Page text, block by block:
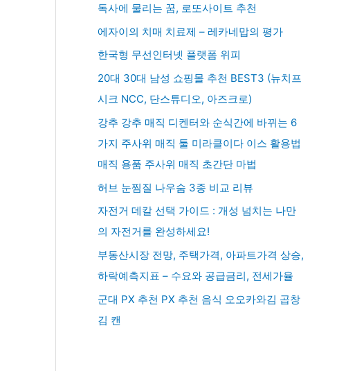
독사에 물리는 꿈, 로또사이트 추천
에자이의 치매 치료제 – 레카네맙의 평가
한국형 무선인터넷 플랫폼 위피
20대 30대 남성 쇼핑몰 추천 BEST3 (뉴치프
시크 NCC, 단스튜디오, 아즈크로)
강추 강추 매직 디켄터와 순식간에 바뀌는 6
가지 주사위 매직 툴 미라클이다 이스 활용법
매직 용품 주사위 매직 초간단 마법
허브 눈찜질 나우숨 3종 비교 리뷰
자전거 데칼 선택 가이드 : 개성 넘치는 나만
의 자전거를 완성하세요!
부동산시장 전망, 주택가격, 아파트가격 상승,
하락예측지표 – 수요와 공급금리, 전세가율
군대 PX 추천 PX 추천 음식 오오카와김 곱창
김 캔